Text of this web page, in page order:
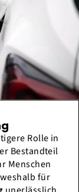
Rolle in
Bestandteil
Menschen
für